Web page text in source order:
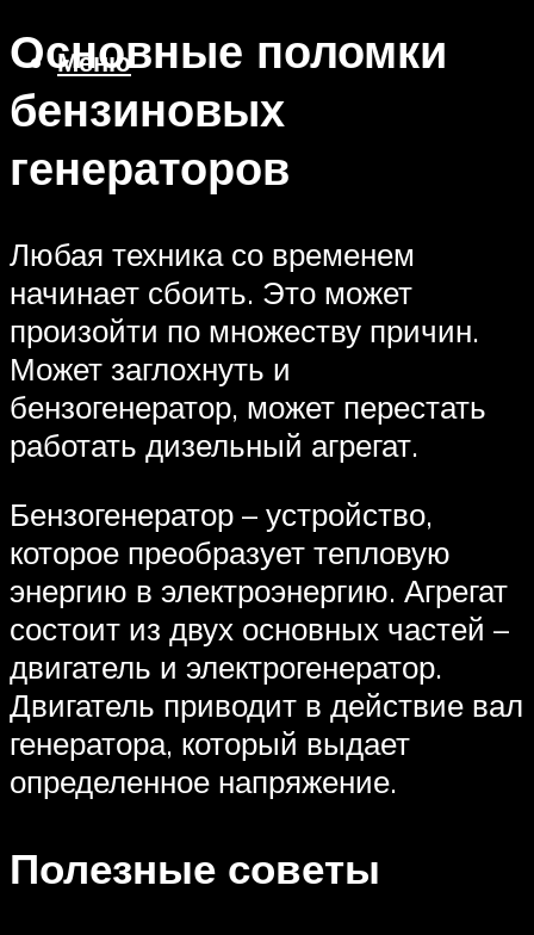
Меню
Основные поломки
бензиновых
генераторов
Любая техника со временем
начинает сбоить. Это может
произойти по множеству причин.
Может заглохнуть и
бензогенератор, может перестать
работать дизельный агрегат.
Бензогенератор – устройство,
которое преобразует тепловую
энергию в электроэнергию. Агрегат
состоит из двух основных частей –
двигатель и электрогенератор.
Двигатель приводит в действие вал
генератора, который выдает
определенное напряжение.
Полезные советы